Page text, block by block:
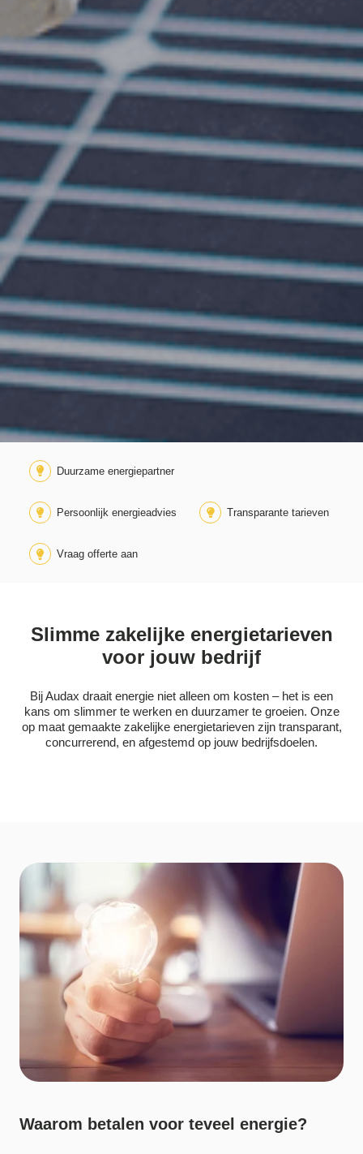
Duurzame energiepartner
Persoonlijk energieadvies Transparante tarieven
Vraag offerte aan
Slimme zakelijke energietarieven
voor jouw bedrijf
Bij Audax draait energie niet alleen om kosten – het is een
kans om slimmer te werken en duurzamer te groeien. Onze
op maat gemaakte zakelijke energietarieven zijn transparant,
concurrerend, en afgestemd op jouw bedrijfsdoelen.
Waarom betalen voor teveel energie?